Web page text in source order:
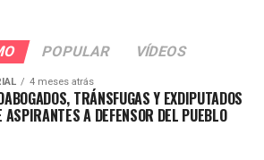
POPULAR VÍDEOS
4 meses atrás
TRÁNSFUGAS Y EXDIPUTADOS
ASPIRANTES A DEFENSOR DEL PUEBLO